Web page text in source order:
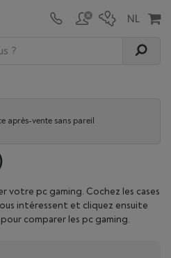
après-vente sans pareil
votre pc gaming. Cochez les cases
intéressent et cliquez ensuite
comparer les pc gaming.